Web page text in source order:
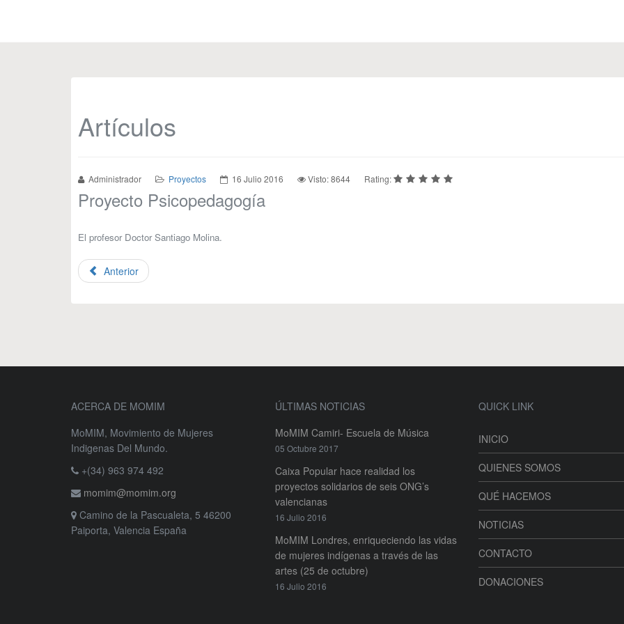
Artículos
Administrador Proyectos 16 Julio 2016 Visto: 8644 Rating:
Proyecto Psicopedagogía
El profesor Doctor Santiago Molina.
Anterior
ACERCA DE MOMIM
MoMIM, Movimiento de Mujeres
Indigenas Del Mundo.
+(34) 963 974 492
momim@momim.org
Camino de la Pascualeta, 5 46200
Paiporta, Valencia España
ÚLTIMAS NOTICIAS
MoMIM Camiri- Escuela de Música
05 Octubre 2017
Caixa Popular hace realidad los
proyectos solidarios de seis ONG’s
valencianas
16 Julio 2016
MoMIM Londres, enriqueciendo las vidas
de mujeres indígenas a través de las
artes (25 de octubre)
16 Julio 2016
QUICK LINK
INICIO
QUIENES SOMOS
QUÉ HACEMOS
NOTICIAS
CONTACTO
DONACIONES